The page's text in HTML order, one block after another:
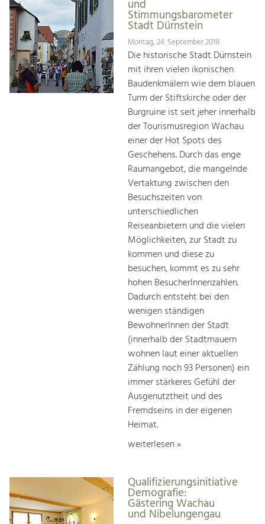
und
Stimmungsbarometer
Stadt Dürnstein
Montag, 24. September 2018
Die historische Stadt Dürnstein
mit ihren vielen ikonischen
Baudenkmälern wie dem blauen
Turm der Stiftskirche oder der
Burgruine ist seit jeher innerhalb
der Tourismusregion Wachau
einer der Hot Spots des
Geschehens. Durch das enge
Raumangebot, die mangelnde
Vertaktung zwischen den
Besuchszeiten von
unterschiedlichen
Reiseanbietern und die vielen
Möglichkeiten, zur Stadt zu
kommen und diese zu
besuchen, kommt es zu sehr
hohen BesucherInnenzahlen.
Dadurch entsteht bei den
wenigen ständigen
BewohnerInnen der Stadt
(innerhalb der Stadtmauern
wohnen laut einer aktuellen
Zählung noch 93 Personen) ein
immer stärkeres Gefühl der
Ausgenutztheit und des
Fremdseins in der eigenen
Heimat.
weiterlesen »
Qualifizierungsinitiative
Demografie:
Gästering Wachau
und Nibelungengau